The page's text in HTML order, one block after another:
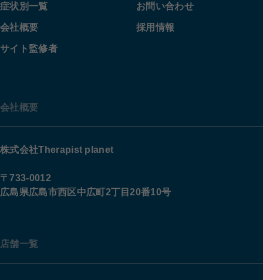
症状別一覧
会社概要
サイト監修者
お問い合わせ
採用情報
会社概要
株式会社Therapist planet
〒733-0012
広島県広島市西区中広町2丁目20番10号
店舗一覧